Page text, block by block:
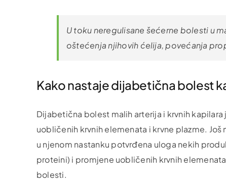
U toku neregulisane šećerne bolesti u
oštećenja njihovih ćelija, povećanja
Kako nastaje dijabetična bolest
Dijabetična bolest malih arterija i krvnih
uobličenih krvnih elemenata i krvne plazme.
u njenom nastanku potvrđena uloga nekih
proteini) i promjene uobličenih krvnih
bolesti.